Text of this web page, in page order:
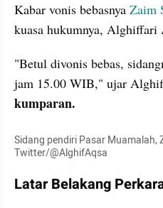
Kabar vonis bebasnya Zaim
kuasa hukumnya, Alghiffari
"Betul divonis bebas,
kumparan.
Sidang pendiri Pasar Muamalah,
Twitter/@AlghifAqsa
Latar Belakang